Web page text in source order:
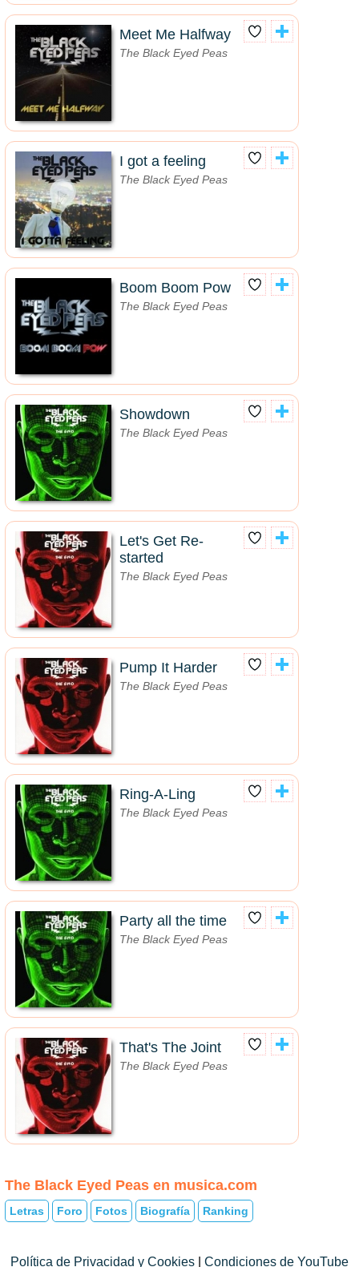
Meet Me Halfway
The Black Eyed Peas
I got a feeling
The Black Eyed Peas
Boom Boom Pow
The Black Eyed Peas
Showdown
The Black Eyed Peas
Let's Get Re-
started
The Black Eyed Peas
Pump It Harder
The Black Eyed Peas
Ring-A-Ling
The Black Eyed Peas
Party all the time
The Black Eyed Peas
That's The Joint
The Black Eyed Peas
The Black Eyed Peas en musica.com
Letras Foro Fotos Biografía Ranking
Política de Privacidad y Cookies Condiciones de YouTube